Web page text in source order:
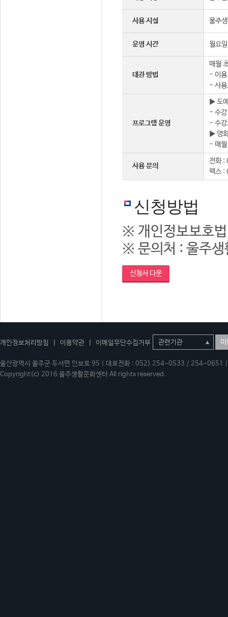
사용 시설 울주
운영 시간 월요
대관 방법
매월
- 이용
- 사용
프로그램 운영
▶ 도
- 수강
- 수강
▶ 영
- 매월
사용 문의
전화
팩스
신청방법
※ 개인정보보호
※ 문의처 : 울주
신청서 다운
개인정보처리방침 이용약관 이메일무단수집거부 이
울산광역시 울주군 두서면 인보로 95 | 대표전화 : 052) 254-0533 / 254-
Copyright(c) 2016 울주생활문화센터 All rights reserved.